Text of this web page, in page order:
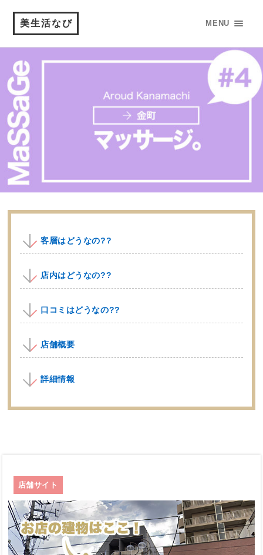
美生活なび MENU
客層はどうなの??
店内はどうなの??
口コミはどうなの??
店舗概要
詳細情報
店舗サイト